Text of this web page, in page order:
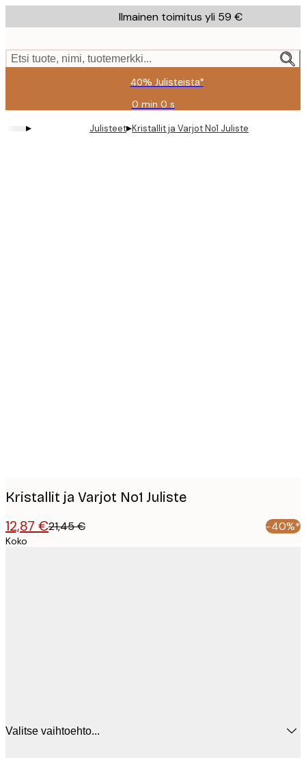
to
content.
Ilmainen toimitus yli 59 €
Etsi tuote, nimi, tuotemerkki...
40% Julisteista*
0 min 0 s
Voimassa
asti:
2026-
▸ Julisteet▸Kristallit ja Varjot No1 Juliste
Kristallit ja Varjot No1 Juliste
12,87 €21,45 € -40%*
Koko
Valitse vaihtoehto...